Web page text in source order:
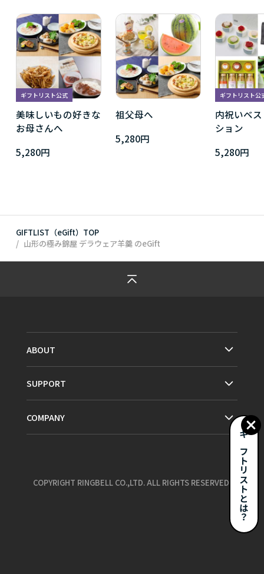
ギフトリスト公式
美味しいもの好きな
お母さんへ
5,280円
祖父母へ
5,280円
ギフトリスト公
内祝いベ
ション
5,280円
GIFTLIST（eGift）TOP
山形の極み錦屋 デラウェア羊羹のeGift
ギフトリストとは？
ABOUT
SUPPORT
COMPANY
COPYRIGHT RINGBELL CO.,LTD. ALL RIGHTS RESERVED.